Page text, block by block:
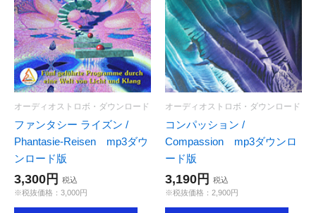
オーディオストロボ・ダウンロード
ファンタシー ライズン /
Phantasie-Reisen mp3ダウ
ンロード版
3,300円
税込
※税抜価格：3,000円
オーディオストロボ・ダウンロード
コンパッション /
Compassion mp3ダウンロ
ード版
3,190円
税込
※税抜価格：2,900円